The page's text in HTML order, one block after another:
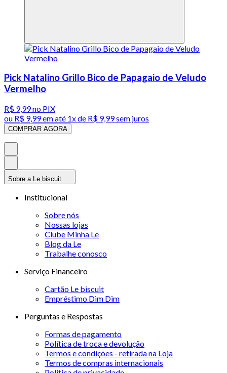
Pick Natalino Grillo Bico de Papagaio de Veludo
Vermelho
R$ 9,99no PIX
ou R$ 9,99em até 1x de R$ 9,99sem juros
COMPRAR AGORA
Sobre a Le biscuit
Institucional
Sobre nós
Nossas lojas
Clube Minha Le
Blog da Le
Trabalhe conosco
Serviço Financeiro
Cartão Le biscuit
Empréstimo Dim Dim
Perguntas e Respostas
Formas de pagamento
Política de troca e devolução
Termos e condições - retirada na Loja
Termos de compras internacionais